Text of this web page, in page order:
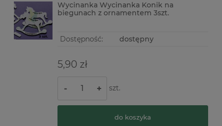
Wycinanka Wycinanka Konik na
biegunach z ornamentem 3szt.
Dostępność: dostępny
5,90 zł
- + szt.
do koszyka